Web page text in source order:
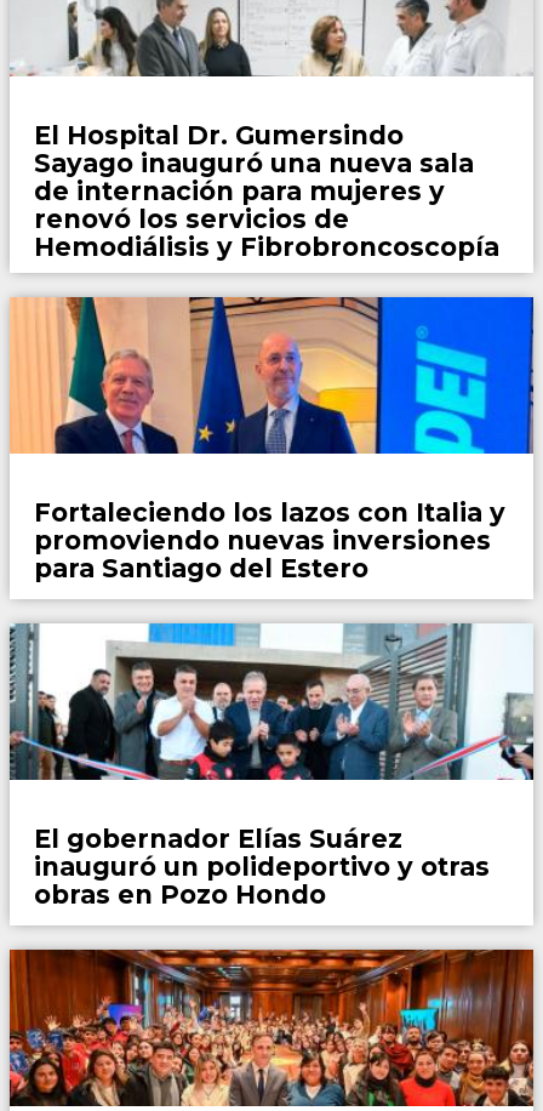
El Hospital Dr. Gumersindo
Sayago inauguró una nueva sala
de internación para mujeres y
renovó los servicios de
Hemodiálisis y Fibrobroncoscopía
Fortaleciendo los lazos con Italia y
promoviendo nuevas inversiones
para Santiago del Estero
El gobernador Elías Suárez
inauguró un polideportivo y otras
obras en Pozo Hondo